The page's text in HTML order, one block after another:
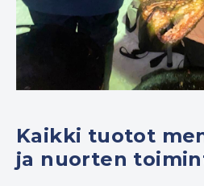
Kaikki tuotot
ja nuorten